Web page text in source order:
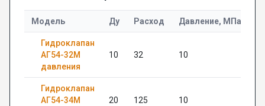
Модель Ду Расход Давление, МПа
Гидроклапан
АГ54-32М
давления
10 32 10
Гидроклапан
АГ54-34М
20 125 10